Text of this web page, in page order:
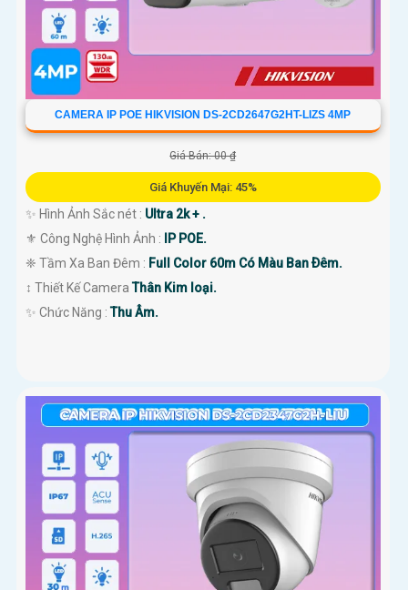
CAMERA IP POE HIKVISION DS-2CD2647G2HT-LIZS 4MP
Giá Bán: 00 ₫
Giá Khuyến Mại: 45%
✨ Hình Ảnh Sắc nét : Ultra 2k + .
⚜️ Công Nghệ Hình Ảnh :
IP POE.
❈ Tầm Xa Ban Đêm : Full Color 60m Có Màu Ban Ðêm.
↕️ Thiết Kế CameraThân Kim loại.
️✨ Chức Năng :Thu Âm.